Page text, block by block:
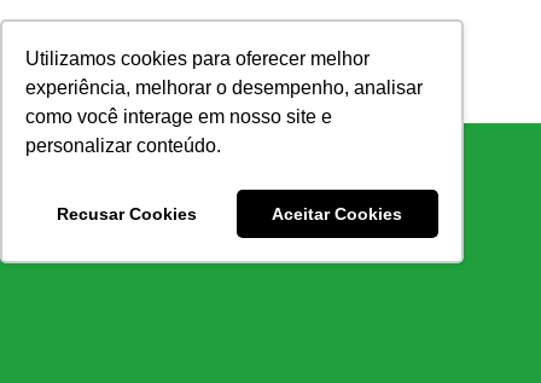
Utilizamos cookies para oferecer melhor
experiência, melhorar o desempenho, analisar
como você interage em nosso site e
personalizar conteúdo.
Recusar Cookies Aceitar Cookies
conteúdo